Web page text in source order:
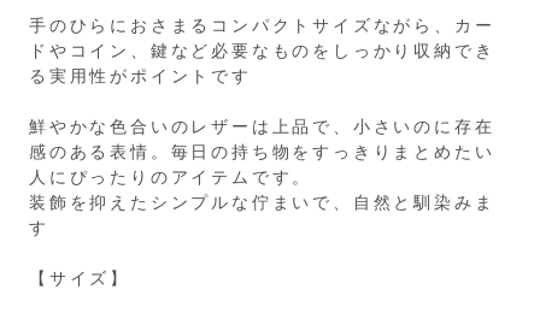
手のひらにおさまるコンパクトサイズながら、カー
ドやコイン、鍵など必要なものをしっかり収納でき
る実用性がポイントです
鮮やかな色合いのレザーは上品で、小さいのに存在
感のある表情。毎日の持ち物をすっきりまとめたい
人にぴったりのアイテムです。
装飾を抑えたシンプルな佇まいで、自然と馴染みま
す
【サイズ】